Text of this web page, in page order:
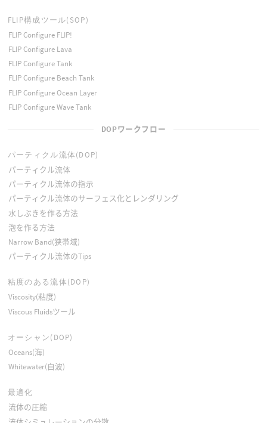
FLIP構成ツール(SOP)
FLIP Configure FLIP!
FLIP Configure Lava
FLIP Configure Tank
FLIP Configure Beach Tank
FLIP Configure Ocean Layer
FLIP Configure Wave Tank
DOPワークフロー
パーティクル流体(DOP)
パーティクル流体
パーティクル流体の指示
パーティクル流体のサーフェス化とレンダリング
水しぶきを作る方法
泡を作る方法
Narrow Band(狭帯域)
パーティクル流体のTips
粘度のある流体(DOP)
Viscosity(粘度)
Viscous Fluidsツール
オーシャン(DOP)
Oceans(海)
Whitewater(白波)
最適化
流体の圧縮